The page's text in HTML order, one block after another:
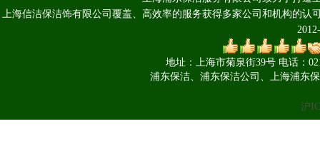
上海信洁保洁饰有限公司覆盖、高效率的服务获得多家公司和机构的认
地址：上海市菊泉街39号 电话：
浦东保洁、浦东保洁公司、上海浦东
沪